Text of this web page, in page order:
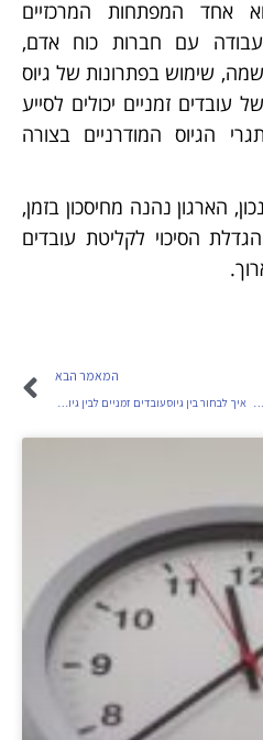
אחד המפתחות המרכזיים
עם חברות כוח אדם,
שימוש בפתרונות של גיוס
עובדים זמניים יכולים לסייע
הגיוס המודרניים בצורה
הארגון נהנה מחיסכון בזמן,
הסיכוי לקליטת עובדים
איך לנהל נכון תהליך חיפוש עבודה ולהימנע מטעויות נפוצות
המאמר הבא
איך לבחור בין גיוס עובדים זמניים לבין גיוס עובדים קבועים